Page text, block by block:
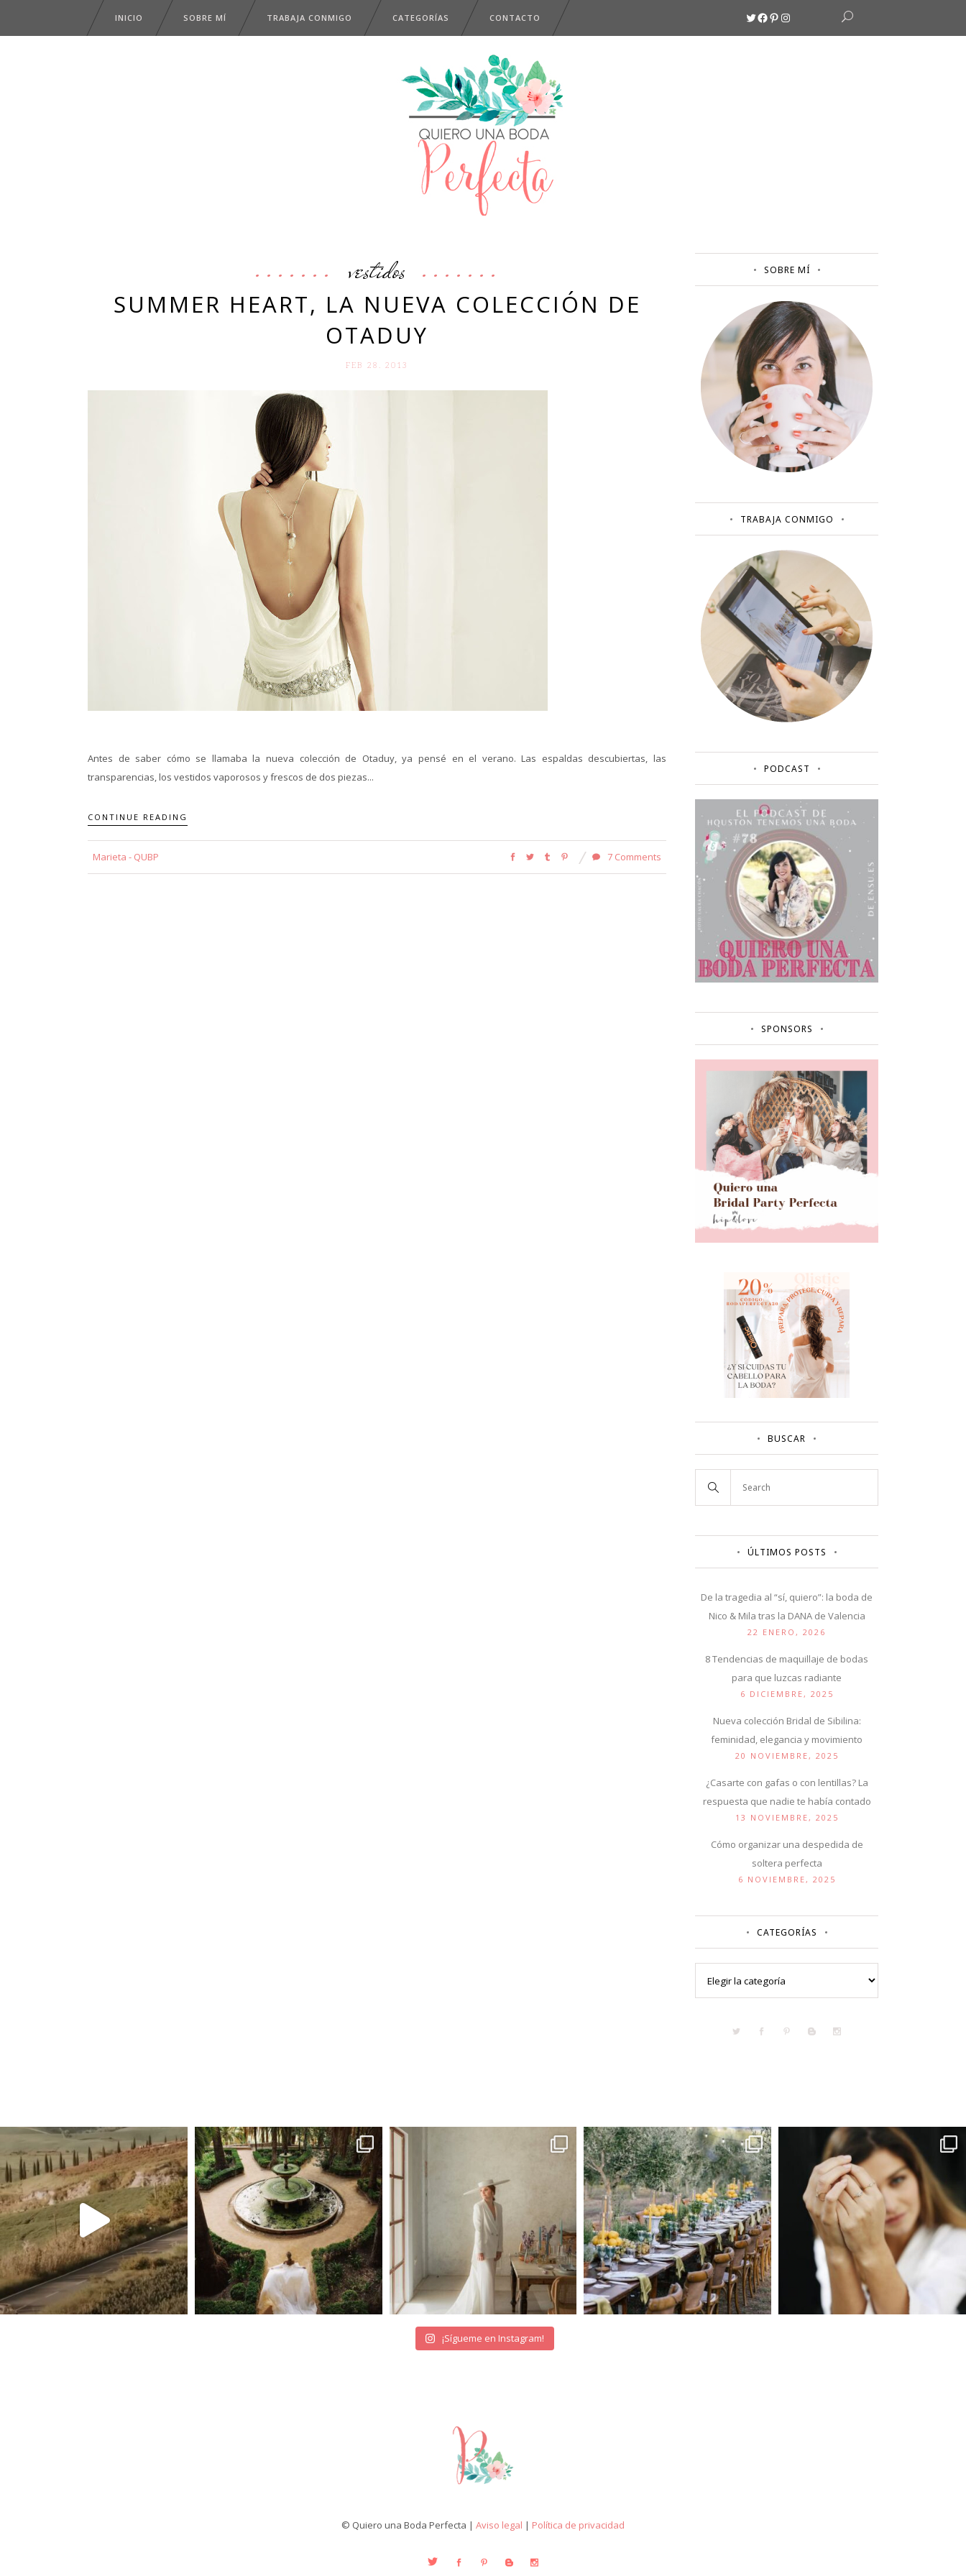
INICIO SOBRE MÍ TRABAJA CONMIGO CATEGORÍAS CONTACTO Twitter
Facebook
Pinterest
Instagram
vestidos
SUMMER HEART, LA NUEVA COLECCIÓN DE
OTADUY
FEB 28. 2013
Antes de saber cómo se llamaba la nueva colección de Otaduy, ya pensé en el verano. Las espaldas descubiertas, las
transparencias, los vestidos vaporosos y frescos de dos piezas...
CONTINUE READING
Marieta - QUBP 7 Comments
SOBRE MÍ
TRABAJA CONMIGO
PODCAST
SPONSORS
BUSCAR
ÚLTIMOS POSTS
De la tragedia al “sí, quiero”: la boda de
Nico & Mila tras la DANA de Valencia
22 ENERO, 2026
8 Tendencias de maquillaje de bodas
para que luzcas radiante
6 DICIEMBRE, 2025
Nueva colección Bridal de Sibilina:
feminidad, elegancia y movimiento
20 NOVIEMBRE, 2025
¿Casarte con gafas o con lentillas? La
respuesta que nadie te había contado
13 NOVIEMBRE, 2025
Cómo organizar una despedida de
soltera perfecta
6 NOVIEMBRE, 2025
CATEGORÍAS
¡Sígueme en Instagram!
© Quiero una Boda Perfecta | Aviso legal | Política de privacidad